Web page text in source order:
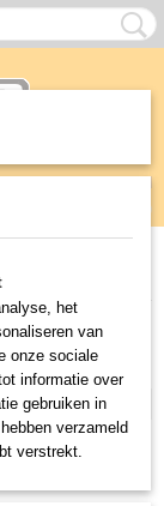
(0)
het
van
onze sociale
informatie over
gebruiken in
verzameld
verstrekt.